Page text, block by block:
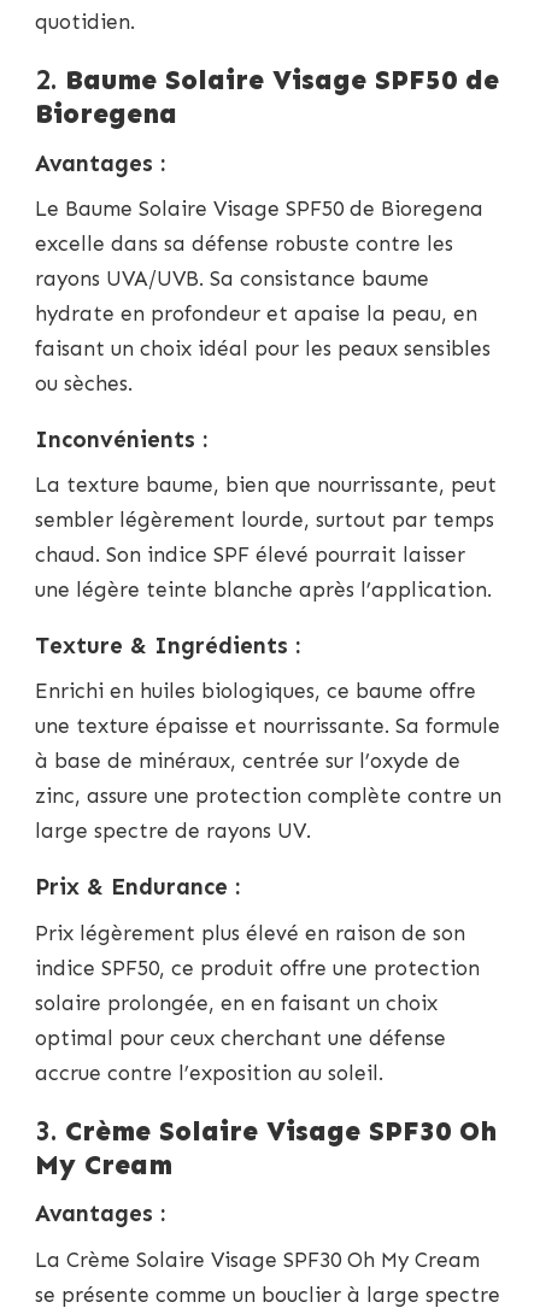
quotidien.
2. Baume Solaire Visage SPF50 de
Bioregena
Avantages :
Le Baume Solaire Visage SPF50 de Bioregena
excelle dans sa défense robuste contre les
rayons UVA/UVB. Sa consistance baume
hydrate en profondeur et apaise la peau, en
faisant un choix idéal pour les peaux sensibles
ou sèches.
Inconvénients :
La texture baume, bien que nourrissante, peut
sembler légèrement lourde, surtout par temps
chaud. Son indice SPF élevé pourrait laisser
une légère teinte blanche après l’application.
Texture & Ingrédients :
Enrichi en huiles biologiques, ce baume offre
une texture épaisse et nourrissante. Sa formule
à base de minéraux, centrée sur l’oxyde de
zinc, assure une protection complète contre un
large spectre de rayons UV.
Prix & Endurance :
Prix légèrement plus élevé en raison de son
indice SPF50, ce produit offre une protection
solaire prolongée, en en faisant un choix
optimal pour ceux cherchant une défense
accrue contre l’exposition au soleil.
3. Crème Solaire Visage SPF30 Oh
My Cream
Avantages :
La Crème Solaire Visage SPF30 Oh My Cream
se présente comme un bouclier à large spectre